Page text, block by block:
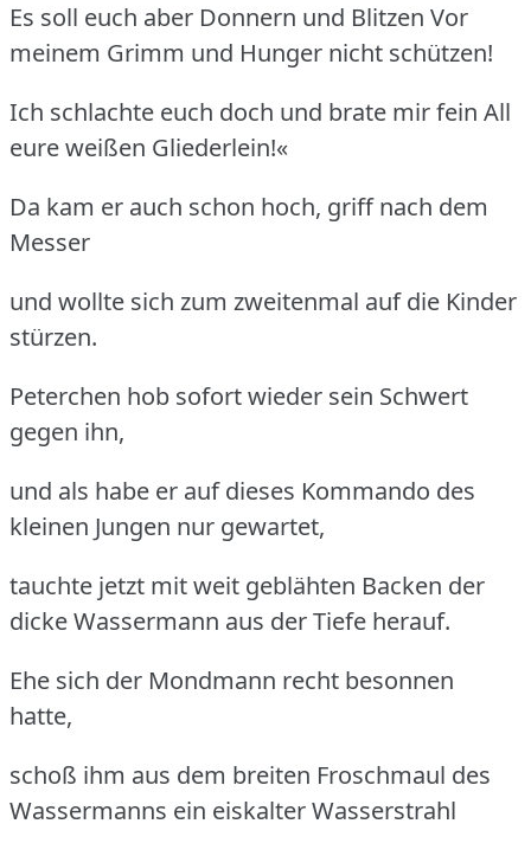
Es soll euch aber Donnern und Blitzen Vor
meinem Grimm und Hunger nicht schützen!
Ich schlachte euch doch und brate mir fein All
eure weißen Gliederlein!«
Da kam er auch schon hoch, griff nach dem
Messer
und wollte sich zum zweitenmal auf die Kinder
stürzen.
Peterchen hob sofort wieder sein Schwert
gegen ihn,
und als habe er auf dieses Kommando des
kleinen Jungen nur gewartet,
tauchte jetzt mit weit geblähten Backen der
dicke Wassermann aus der Tiefe herauf.
Ehe sich der Mondmann recht besonnen
hatte,
schoß ihm aus dem breiten Froschmaul des
Wassermanns ein eiskalter Wasserstrahl